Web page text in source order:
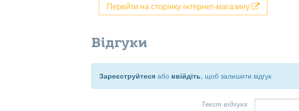
Перейти на сторінку інтернет-магазину
Відгуки
Зареєструйтеся або ввійдіть , щоб залишити відгук
Текст відгука